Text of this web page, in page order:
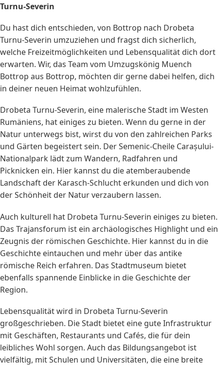
Turnu-Severin
Du hast dich entschieden, von Bottrop nach Drobeta
Turnu-Severin umzuziehen und fragst dich sicherlich,
welche Freizeitmöglichkeiten und Lebensqualität dich dort
erwarten. Wir, das Team vom Umzugskönig Muench
Bottrop aus Bottrop, möchten dir gerne dabei helfen, dich
in deiner neuen Heimat wohlzufühlen.
Drobeta Turnu-Severin, eine malerische Stadt im Westen
Rumäniens, hat einiges zu bieten. Wenn du gerne in der
Natur unterwegs bist, wirst du von den zahlreichen Parks
und Gärten begeistert sein. Der Semenic-Cheile Carașului-
Nationalpark lädt zum Wandern, Radfahren und
Picknicken ein. Hier kannst du die atemberaubende
Landschaft der Karasch-Schlucht erkunden und dich von
der Schönheit der Natur verzaubern lassen.
Auch kulturell hat Drobeta Turnu-Severin einiges zu bieten.
Das Trajansforum ist ein archäologisches Highlight und ein
Zeugnis der römischen Geschichte. Hier kannst du in die
Geschichte eintauchen und mehr über das antike
römische Reich erfahren. Das Stadtmuseum bietet
ebenfalls spannende Einblicke in die Geschichte der
Region.
Lebensqualität wird in Drobeta Turnu-Severin
großgeschrieben. Die Stadt bietet eine gute Infrastruktur
mit Geschäften, Restaurants und Cafés, die für dein
leibliches Wohl sorgen. Auch das Bildungsangebot ist
vielfältig, mit Schulen und Universitäten, die eine breite